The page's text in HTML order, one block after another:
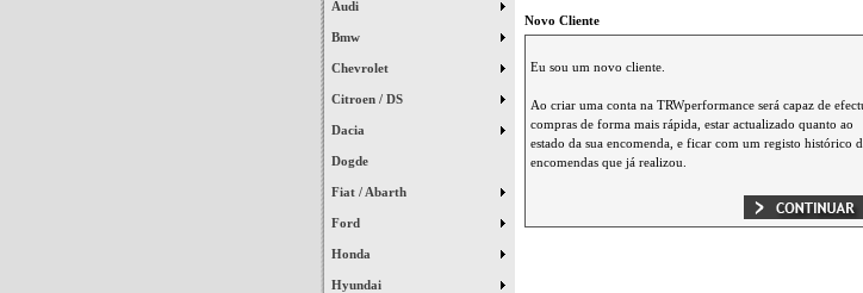
Audi
Bmw
Chevrolet
Citroen / DS
Dacia
Dogde
Fiat / Abarth
Ford
Honda
Hyundai
Novo Cliente
Eu sou um novo cliente.
Ao criar uma conta na TRWperformance será capaz de
compras de forma mais rápida, estar actualizado quanto ao
estado da sua encomenda, e ficar com um registo histórico
encomendas que já realizou.